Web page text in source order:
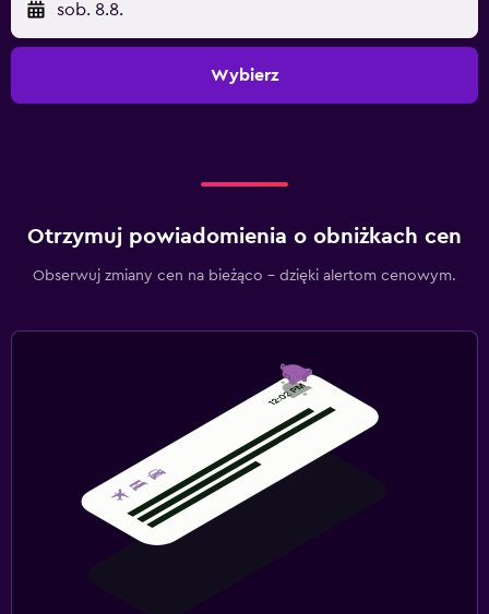
sob. 8.8.
Wybierz
Otrzymuj powiadomienia o obniżkach cen
Obserwuj zmiany cen na bieżąco – dzięki alertom cenowym.